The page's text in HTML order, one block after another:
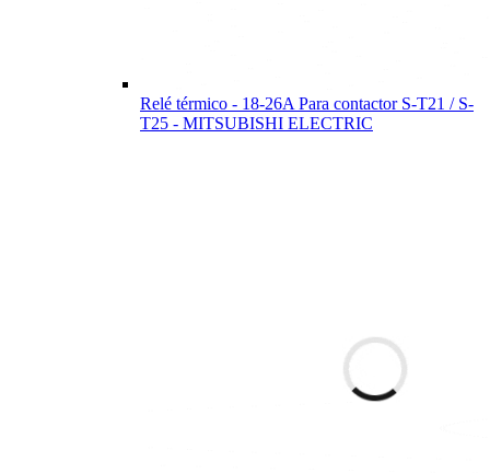
Relé térmico - 18-26A Para contactor S-T21 / S-
T25 - MITSUBISHI ELECTRIC